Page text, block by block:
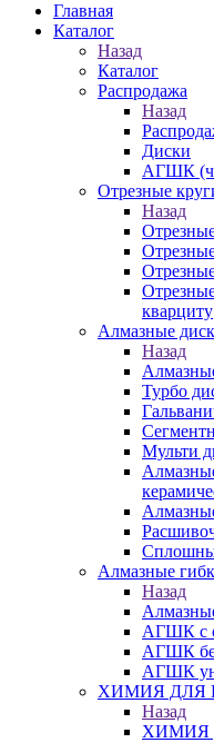
Главная
Каталог
Назад
Каталог
Распродажа
Назад
Диски
АГШК
Отрезные
Назад
кварциту
Алмазные
Назад
Турбо
Мульти
Алмазные
Назад
АГШК с
АГШК
АГШК
ХИМИЯ ДЛЯ
Назад
ХИМИЯ